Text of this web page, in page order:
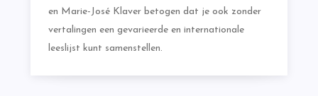
en Marie-José Klaver betogen dat je ook zonder
vertalingen een gevarieerde en internationale
leeslijst kunt samenstellen.